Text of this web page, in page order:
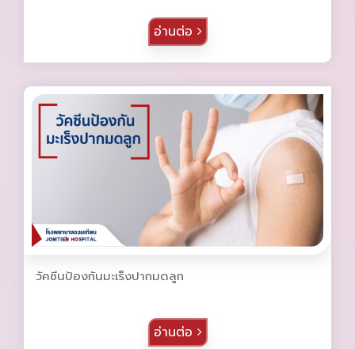
อ่านต่อ
วัคซีนป้องกันมะเร็งปากมดลูก
อ่านต่อ